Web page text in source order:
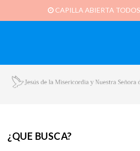
CAPILLA ABIERTA
¿QUE BUSCA?